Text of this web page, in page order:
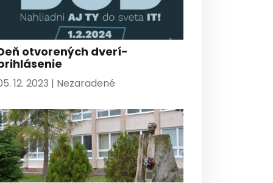
otvorených dverí-
12. 2023 | Nezaradené